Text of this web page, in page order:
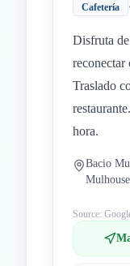
Cafetería
Disfruta
reconectar
Traslado
hora.
Bacio
Source: